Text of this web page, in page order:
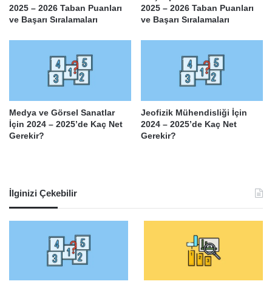
2025 – 2026 Taban Puanları
ve Başarı Sıralamaları
2025 – 2026 Taban Puanları
ve Başarı Sıralamaları
Medya ve Görsel Sanatlar
İçin 2024 – 2025’de Kaç Net
Gerekir?
Jeofizik Mühendisliği İçin
2024 – 2025’de Kaç Net
Gerekir?
İlginizi Çekebilir